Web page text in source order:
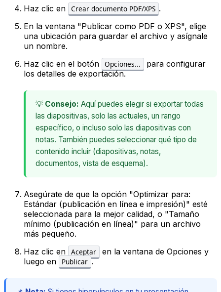
Haz clic en
Crear documento PDF/XPS .
En la ventana "Publicar como PDF o XPS", elige
una ubicación para guardar el archivo y asígnale
un nombre.
Haz clic en el botón
Opciones...
para configurar
los detalles de exportación.
💡 Consejo: Aquí puedes elegir si exportar todas
las diapositivas, solo las actuales, un rango
específico, o incluso solo las diapositivas con
notas. También puedes seleccionar qué tipo de
contenido incluir (diapositivas, notas,
documentos, vista de esquema).
Asegúrate de que la opción "Optimizar para:
Estándar (publicación en línea e impresión)" esté
seleccionada para la mejor calidad, o "Tamaño
mínimo (publicación en línea)" para un archivo
más pequeño.
Haz clic en
Aceptar
en la ventana de Opciones y
luego en
Publicar .